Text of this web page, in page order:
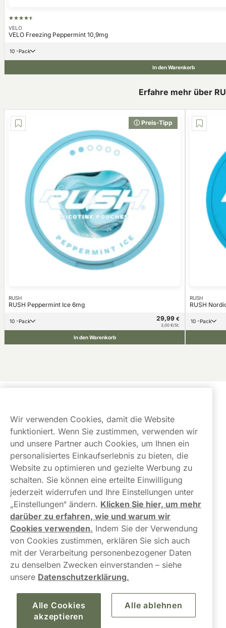
VELO
VELO Freezing Peppermint 10,9mg
10 -Pack
In den Warenkorb
Erfahre mehr über
ⓘ Preis-Tipp
RUSH
RUSH Peppermint Ice 6mg
10 -Pack 29,99 €
3,00 €/St.
In den Warenkorb
RUSH
RUSH
10 -Pack
Kontaktiere uns!
hallo@northerner.com
+498001844282
Mo-Do: 08-17 Uhr (Pause: 12-13) Fr: 09-17 Uhr
Links
Über uns
Wir verwenden Cookies, damit die Website
funktioniert. Wenn Sie zustimmen, verwenden wir
und unsere Partner auch Cookies, um Ihnen ein
personalisiertes Einkaufserlebnis zu bieten, die
Website zu optimieren und gezielte Werbung zu
schalten. Sie können eine erteilte Einwilligung
jederzeit widerrufen und Ihre Einstellungen unter
„Einstellungen“ ändern. Klicken Sie hier, um mehr
darüber zu erfahren, wie und warum wir
Cookies verwenden. Indem Sie der Verwendung
von Cookies zustimmen, erklären Sie sich auch
mit der Verarbeitung personenbezogener Daten
zu denselben Zwecken einverstanden – siehe
unsere Datenschutzerklärung.
Alle Cookies
akzeptieren
Alle ablehnen